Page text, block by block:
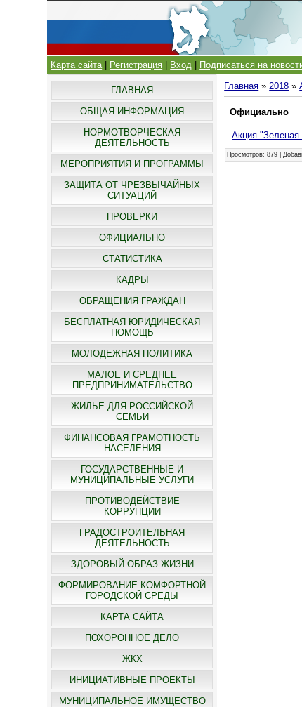
Карта сайта| Регистрация Вход Подписаться на
ГЛАВНАЯ
ОБЩАЯ ИНФОРМАЦИЯ
НОРМОТВОРЧЕСКАЯ
ДЕЯТЕЛЬНОСТЬ
МЕРОПРИЯТИЯ И ПРОГРАММЫ
ЗАЩИТА ОТ ЧРЕЗВЫЧАЙНЫХ
СИТУАЦИЙ
ПРОВЕРКИ
ОФИЦИАЛЬНО
СТАТИСТИКА
КАДРЫ
ОБРАЩЕНИЯ ГРАЖДАН
БЕСПЛАТНАЯ ЮРИДИЧЕСКАЯ
ПОМОЩЬ
МОЛОДЕЖНАЯ ПОЛИТИКА
МАЛОЕ И СРЕДНЕЕ
ПРЕДПРИНИМАТЕЛЬСТВО
ЖИЛЬЕ ДЛЯ РОССИЙСКОЙ
СЕМЬИ
ФИНАНСОВАЯ ГРАМОТНОСТЬ
НАСЕЛЕНИЯ
ГОСУДАРСТВЕННЫЕ И
МУНИЦИПАЛЬНЫЕ УСЛУГИ
ПРОТИВОДЕЙСТВИЕ
КОРРУПЦИИ
ГРАДОСТРОИТЕЛЬНАЯ
ДЕЯТЕЛЬНОСТЬ
ЗДОРОВЫЙ ОБРАЗ ЖИЗНИ
ФОРМИРОВАНИЕ КОМФОРТНОЙ
ГОРОДСКОЙ СРЕДЫ
КАРТА САЙТА
ПОХОРОННОЕ ДЕЛО
ЖКХ
ИНИЦИАТИВНЫЕ ПРОЕКТЫ
МУНИЦИПАЛЬНОЕ ИМУЩЕСТВО
Главная »2018 »
Официально
Акция "Зеленая
Просмотров: 879 |